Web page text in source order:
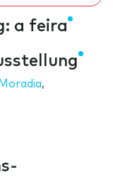
a feira
Moradia,